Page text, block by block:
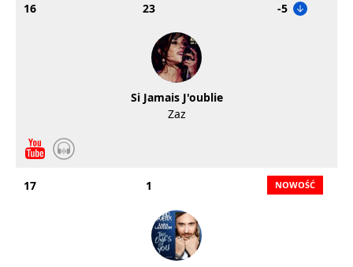
16 23 -5
Si Jamais J'oublie
Zaz
17 1